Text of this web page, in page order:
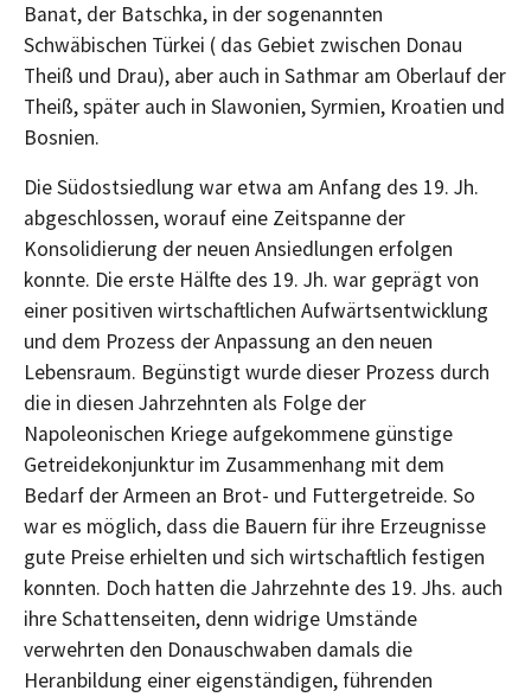
Banat, der Batschka, in der sogenannten
Schwäbischen Türkei ( das Gebiet zwischen Donau
Theiß und Drau), aber auch in Sathmar am Oberlauf der
Theiß, später auch in Slawonien, Syrmien, Kroatien und
Bosnien.
Die Südostsiedlung war etwa am Anfang des 19. Jh.
abgeschlossen, worauf eine Zeitspanne der
Konsolidierung der neuen Ansiedlungen erfolgen
konnte. Die erste Hälfte des 19. Jh. war geprägt von
einer positiven wirtschaftlichen Aufwärtsentwicklung
und dem Prozess der Anpassung an den neuen
Lebensraum. Begünstigt wurde dieser Prozess durch
die in diesen Jahrzehnten als Folge der
Napoleonischen Kriege aufgekommene günstige
Getreidekonjunktur im Zusammenhang mit dem
Bedarf der Armeen an Brot- und Futtergetreide. So
war es möglich, dass die Bauern für ihre Erzeugnisse
gute Preise erhielten und sich wirtschaftlich festigen
konnten. Doch hatten die Jahrzehnte des 19. Jhs. auch
ihre Schattenseiten, denn widrige Umstände
verwehrten den Donauschwaben damals die
Heranbildung einer eigenständigen, führenden